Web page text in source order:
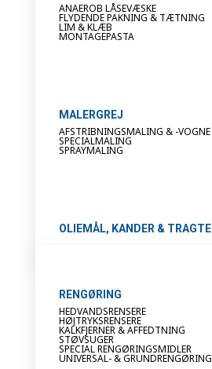
ANAEROB LÅSEVÆSKE
FLYDENDE PAKNING & TÆTNING
LIM & KLÆB
MONTAGEPASTA
MALERGREJ
AFSTRIBNINGSMALING & -VOGNE
SPECIALMALING
SPRAYMALING
OLIEMÅL, KANDER & TRAGTE
RENGØRING
HEDVANDSRENSERE
HØJTRYKSRENSERE
KALKFJERNER & AFFEDTNING
STØVSUGER
SPECIAL RENGØRINGSMIDLER
UNIVERSAL- & GRUNDRENGØRING